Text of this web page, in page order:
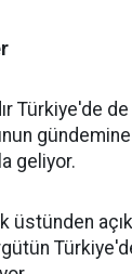
Türkiye'de
gündemine
geliyor.
üstünden